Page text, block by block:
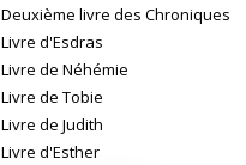
Deuxième livre des Chroniques
Livre d'Esdras
Livre de Néhémie
Livre de Tobie
Livre de Judith
Livre d'Esther